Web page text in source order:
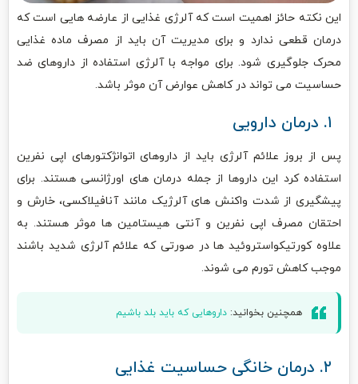
این نکته حائز اهمیت است که آلرژی غذایی از عارضه ‌هایی است که
درمان قطعی ندارد و برای مدیریت آن باید از مصرف ماده غذایی
محرک جلوگیری شود. برای مواجه با آلرژی استفاده از داروهای ضد
حساسیت می‌ تواند در کاهش عوارض آن موثر باشد.
پس از بروز علائم آلرژی باید از داروهای اتوانژکتورهای اپی نفرین
استفاده کرد این داروها از جمله درمان‌ های اورژانسی هستند. برای
پیشگیری از شدت واکنش‌ های آلرژیک مانند آنافیلاکسی، خارش و
احتقان مصرف اپی‌ نفرین و آنتی‌ هیستامین‌ ها موثر هستند. به
علاوه کورتیکواستروئید ها در صورتی که علائم آلرژی شدید باشند
موجب کاهش تورم می ‌شوند.
همچنین بخوانید: داروهایی که باید بلد باشیم